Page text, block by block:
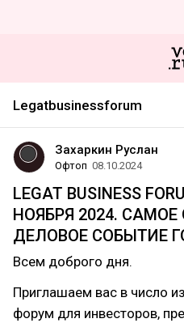
Legatbusinessforum
Захаркин Руслан
Офтоп 08.10.2024
LEGAT BUSINESS
НОЯБРЯ 2024.
ДЕЛОВОЕ СОБЫТИЕ
Всем доброго дня.
Приглашаем вас в число
форум для инвесторов,